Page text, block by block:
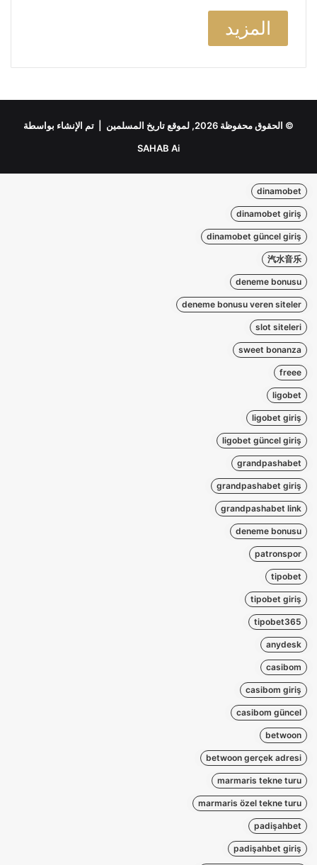
المزيد
© الحقوق محفوظة 2026, لموقع تاريخ المسلمين | تم الإنشاء بواسطة
SAHAB Ai
dinamobet
dinamobet giriş
dinamobet güncel giriş
汽水音乐
deneme bonusu
deneme bonusu veren siteler
slot siteleri
sweet bonanza
freee
ligobet
ligobet giriş
ligobet güncel giriş
grandpashabet
grandpashabet giriş
grandpashabet link
deneme bonusu
patronspor
tipobet
tipobet giriş
tipobet365
anydesk
casibom
casibom giriş
casibom güncel
betwoon
betwoon gerçek adresi
marmaris tekne turu
marmaris özel tekne turu
padişahbet
padişahbet giriş